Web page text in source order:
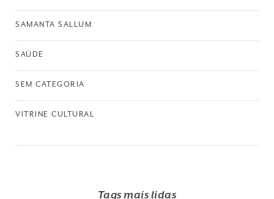
SAMANTA SALLUM
SAÚDE
SEM CATEGORIA
VITRINE CULTURAL
Tags mais lidas